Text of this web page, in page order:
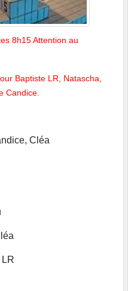
8h15 Attention au
Baptiste LR, Natascha,
Candice.
Cléa